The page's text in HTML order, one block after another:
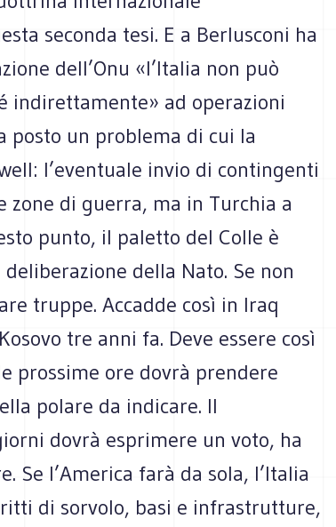
seconda tesi. E a Berlusconi ha
dell’Onu «l’Italia non può
indirettamente» ad operazioni
posto un problema di cui la
l’eventuale invio di contingenti
di guerra, ma in Turchia a
punto, il paletto del Colle è
della Nato. Se non
truppe. Accadde così in Iraq
tre anni fa. Deve essere così
prossime ore dovrà prendere
polare da indicare. Il
dovrà esprimere un voto, ha
Se l’America farà da sola, l’Italia
di sorvolo, basi e infrastrutture,